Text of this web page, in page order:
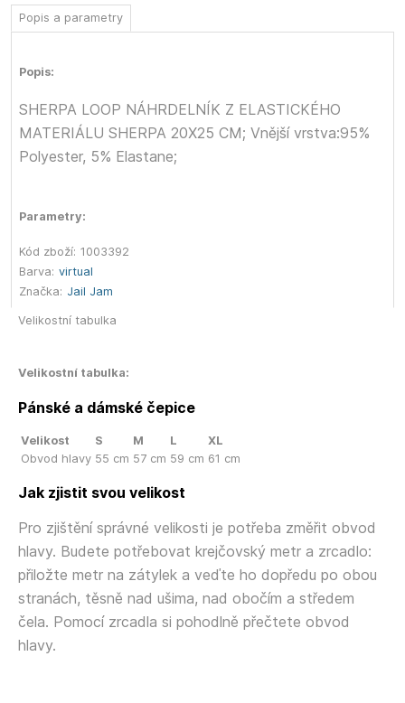
Popis a parametry
Popis:
SHERPA LOOP NÁHRDELNÍK Z ELASTICKÉHO
MATERIÁLU SHERPA 20X25 CM; Vnější vrstva:95%
Polyester, 5% Elastane;
Parametry:
Kód zboží: 1003392
Barva: virtual
Značka: Jail Jam
Velikostní tabulka
Velikostní tabulka:
Pánské a dámské čepice
Velikost S M L
XL
Obvod hlavy 55 cm 57 cm 59 cm 61 cm
Jak zjistit svou velikost
Pro zjištění správné velikosti je potřeba změřit obvod
hlavy. Budete potřebovat krejčovský metr a zrcadlo:
přiložte metr na zátylek a veďte ho dopředu po obou
stranách, těsně nad ušima, nad obočím a středem
čela. Pomocí zrcadla si pohodlně přečtete obvod
hlavy.